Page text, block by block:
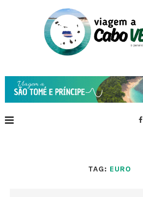
TAG: EURO